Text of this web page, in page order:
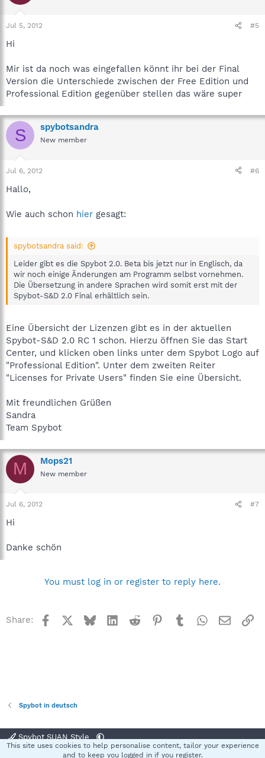
Jul 5, 2012 #5
Hi
Mir ist da noch was eingefallen könnt ihr bei der Final
Version die Unterschiede zwischen der Free Edition und
Professional Edition gegenüber stellen das wäre super
S spybotsandra
New member
Jul 6, 2012 #6
Hallo,
Wie auch schon hier gesagt:
spybotsandra said:
Leider gibt es die Spybot 2.0. Beta bis jetzt nur in Englisch, da
wir noch einige Änderungen am Programm selbst vornehmen.
Die Übersetzung in andere Sprachen wird somit erst mit der
Spybot-S&D 2.0 Final erhältlich sein.
Eine Übersicht der Lizenzen gibt es in der aktuellen
Spybot-S&D 2.0 RC 1 schon. Hierzu öffnen Sie das Start
Center, und klicken oben links unter dem Spybot Logo auf
"Professional Edition". Unter dem zweiten Reiter
"Licenses for Private Users" finden Sie eine Übersicht.
Mit freundlichen Grüßen
Sandra
Team Spybot
M Mops21
New member
Jul 6, 2012 #7
Hi
Danke schön
You must log in or register to reply here.
Share: Facebook BlueskyLinkedInReddit Pinterest
TumblrWhatsApp
Email
Spybot in deutsch
Spybot SUAN Style
Terms and rules Privacy policy Help
This site uses cookies to help personalise content, tailor your experience
and to keep you logged in if you register.